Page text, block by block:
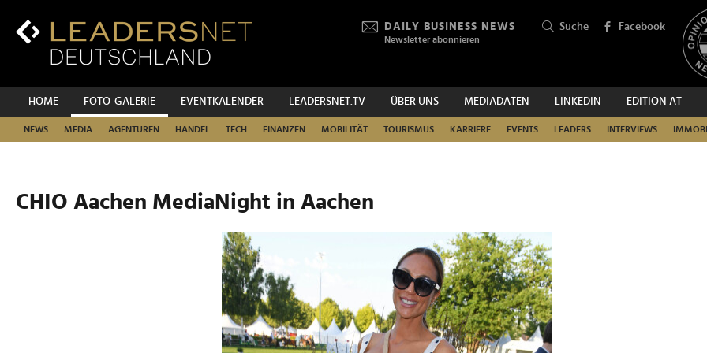
Inhalt
Hauptnavigation
DAILY BUSINESS NEWS
Newsletter abonnieren
Suche Facebook
HOME FOTO-GALERIE EVENTKALENDER LEADERSNET.TV ÜBER UNS MEDIADATEN LINKEDIN EDITION AT
NEWS MEDIA AGENTUREN HANDEL TECH FINANZEN MOBILITÄT TOURISMUS KARRIERE EVENTS LEADERS INTERVIEWS
SUCHEN
CHIO Aachen MediaNight in Aachen